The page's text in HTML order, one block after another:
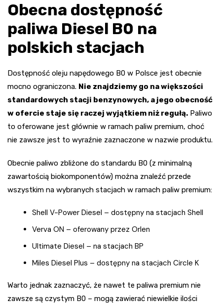
Obecna dostępność
paliwa Diesel B0 na
polskich stacjach
Dostępność oleju napędowego B0 w Polsce jest obecnie
mocno ograniczona. Nie znajdziemy go na większości
standardowych stacji benzynowych, a jego obecność
w ofercie staje się raczej wyjątkiem niż regułą. Paliwo
to oferowane jest głównie w ramach paliw premium, choć
nie zawsze jest to wyraźnie zaznaczone w nazwie produktu.
Obecnie paliwo zbliżone do standardu B0 (z minimalną
zawartością biokomponentów) można znaleźć przede
wszystkim na wybranych stacjach w ramach paliw premium:
Shell V-Power Diesel – dostępny na stacjach Shell
Verva ON – oferowany przez Orlen
Ultimate Diesel – na stacjach BP
Miles Diesel Plus – dostępny na stacjach Circle K
Warto jednak zaznaczyć, że nawet te paliwa premium nie
zawsze są czystym B0 – mogą zawierać niewielkie ilości